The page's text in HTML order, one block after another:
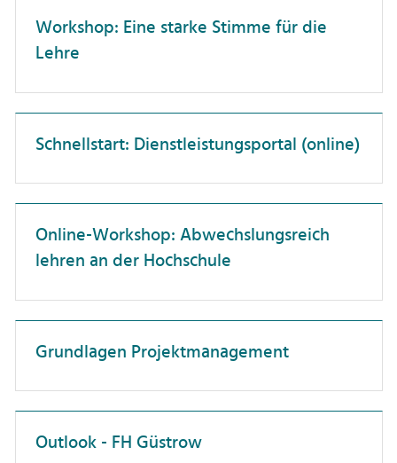
Professor:innen
Promovierende
Wissenschaftler:innen
Dienstreisen
Forschungskompetenz
Förderlandschaft
Gesundheit
Hochschuldidaktik
Hochschulorganisation
IT-Anwendungen
Karriereentwicklung
Kommunikation
Künstliche Intelligenz
Unterweisung
Workshop: Eine starke Stimme für die
Lehre
Schnellstart: Dienstleistungsportal (online)
Online-Workshop: Abwechslungsreich
lehren an der Hochschule
Grundlagen Projektmanagement
Outlook - FH Güstrow